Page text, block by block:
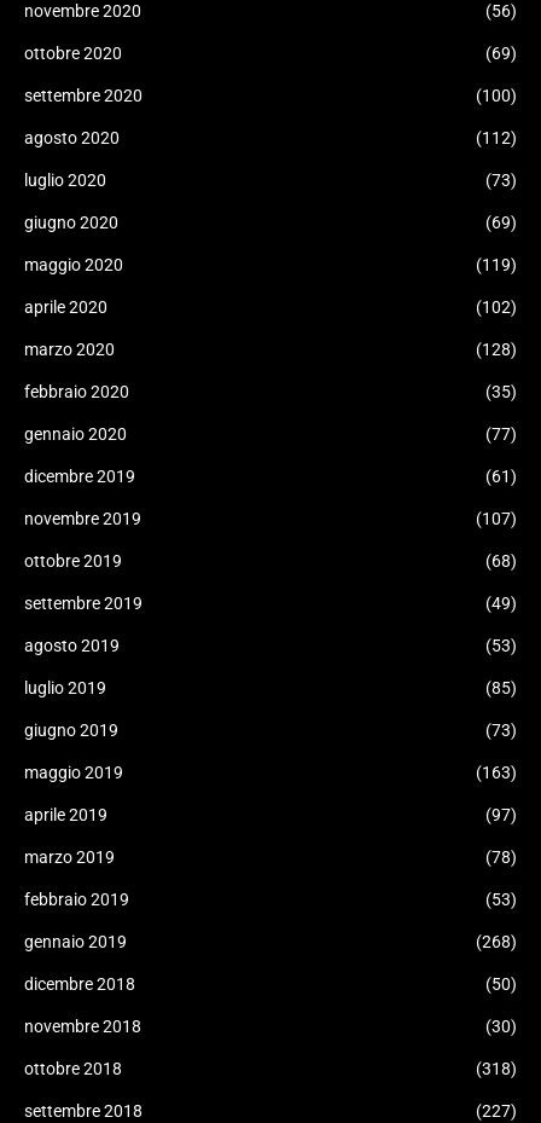
novembre 2020 (56)
ottobre 2020 (69)
settembre 2020 (100)
agosto 2020 (112)
luglio 2020 (73)
giugno 2020 (69)
maggio 2020 (119)
aprile 2020 (102)
marzo 2020 (128)
febbraio 2020 (35)
gennaio 2020 (77)
dicembre 2019 (61)
novembre 2019 (107)
ottobre 2019 (68)
settembre 2019 (49)
agosto 2019 (53)
luglio 2019 (85)
giugno 2019 (73)
maggio 2019 (163)
aprile 2019 (97)
marzo 2019 (78)
febbraio 2019 (53)
gennaio 2019 (268)
dicembre 2018 (50)
novembre 2018 (30)
ottobre 2018 (318)
settembre 2018 (227)